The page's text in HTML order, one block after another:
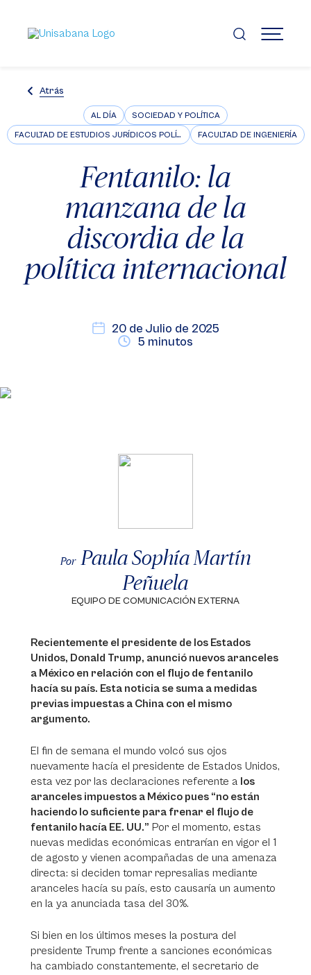
contenido
principal
MENÚ
Atrás
AL DÍA SOCIEDAD Y POLÍTICA
FACULTAD DE ESTUDIOS JURÍDICOS POLÍTICOS E INTERNACIONALES FACULTAD DE INGENIERÍA
Fentanilo: la
manzana de la
discordia de la
política internacional
20 de Julio de 2025
5 minutos
Por Paula Sophía Martín
Peñuela
EQUIPO DE COMUNICACIÓN EXTERNA
Recientemente el presidente de los Estados
Unidos, Donald Trump, anunció nuevos aranceles
a México en relación con el flujo de fentanilo
hacía su país. Esta noticia se suma a medidas
previas impuestas a China con el mismo
argumento.
El fin de semana el mundo volcó sus ojos
nuevamente hacía el presidente de Estados Unidos,
esta vez por las declaraciones referente a los
aranceles impuestos a México pues “no están
haciendo lo suficiente para frenar el flujo de
fentanilo hacía EE. UU.” Por el momento, estas
nuevas medidas económicas entrarían en vigor el 1
de agosto y vienen acompañadas de una amenaza
directa: si deciden tomar represalias mediante
aranceles hacía su país, esto causaría un aumento
en la ya anunciada tasa del 30%.
Si bien en los últimos meses la postura del
presidente Trump frente a sanciones económicas
ha cambiado constantemente, el secretario de